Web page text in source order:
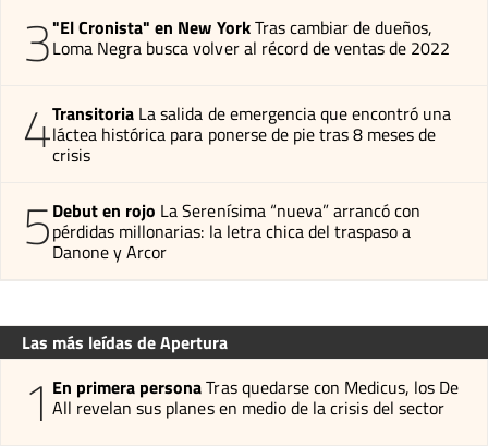
3"El Cronista" en New YorkTras cambiar de dueños,
Loma Negra busca volver al récord de ventas de 2022
4Transitoria La salida de emergencia que encontró una
láctea histórica para ponerse de pie tras 8 meses de
crisis
5Debut en rojo La Serenísima “nueva” arrancó con
pérdidas millonarias: la letra chica del traspaso a
Danone y Arcor
Las más leídas de Apertura
1 En primera personaTras quedarse con Medicus, los De
All revelan sus planes en medio de la crisis del sector